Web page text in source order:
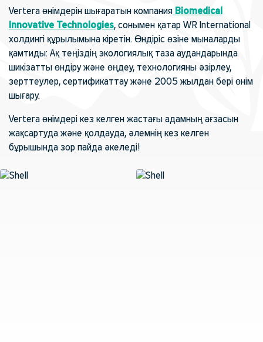
Vertera өнімдерін шығаратын компания Biomedical
Innovative Technologies, сонымен қатар WR International
холдингі құрылымына кіретін. Өндіріс өзіне мыналарды
қамтиды: Ақ теңіздің экологиялық таза аудандарында
шикізатты өндіру және өңдеу, технологияны әзірлеу,
зерттеулер, сертификаттау және 2005 жылдан бері өнім
шығару.
Vertera өнімдері кез келген жастағы адамның ағзасын
жақсартуда және қолдауда, әлемнің кез келген
бұрышында зор пайда әкеледі!